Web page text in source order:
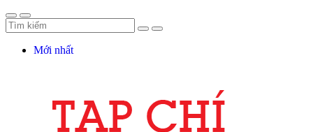
Mới nhất